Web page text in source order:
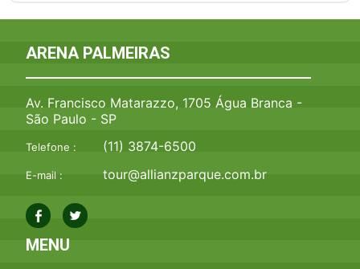
ARENA PALMEIRAS
Av. Francisco Matarazzo, 1705 Água Branca -
São Paulo - SP
Telefone : (11) 3874-6500
E-mail : tour@allianzparque.com.br
MENU